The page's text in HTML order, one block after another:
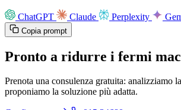
ChatGPT Claude Perplexity
Copia prompt
Pronto a ridurre i fermi
Prenota una consulenza gratuita: analizziamo
proponiamo la soluzione più adatta.